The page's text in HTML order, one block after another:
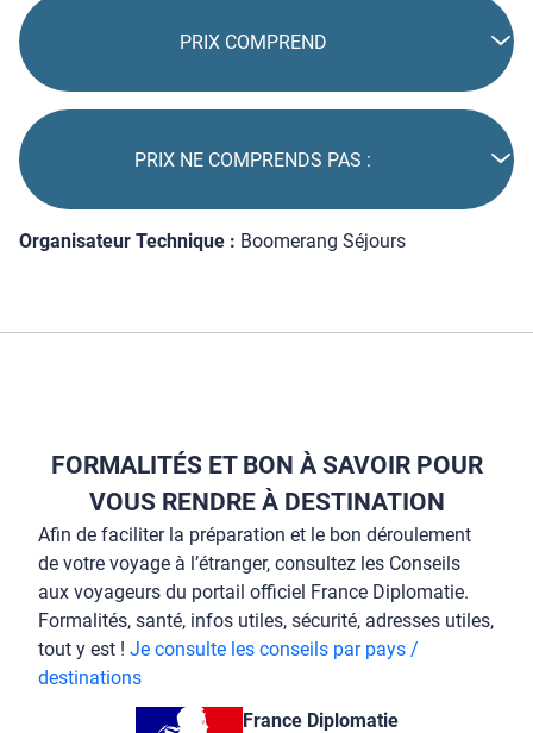
PRIX COMPREND
PRIX NE COMPRENDS PAS :
Organisateur Technique : Boomerang Séjours
FORMALITÉS ET BON À SAVOIR POUR
VOUS RENDRE À DESTINATION
Afin de faciliter la préparation et le bon déroulement
de votre voyage à l’étranger, consultez les Conseils
aux voyageurs du portail officiel France Diplomatie.
Formalités, santé, infos utiles, sécurité, adresses utiles,
tout y est ! Je consulte les conseils par pays /
destinations
France Diplomatie